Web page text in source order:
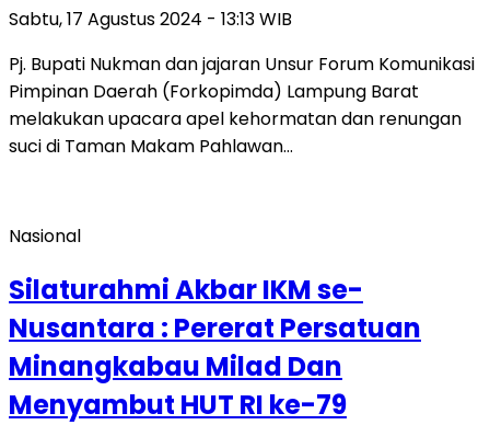
Sabtu, 17 Agustus 2024 - 13:13 WIB
Pj. Bupati Nukman dan jajaran Unsur Forum Komunikasi
Pimpinan Daerah (Forkopimda) Lampung Barat
melakukan upacara apel kehormatan dan renungan
suci di Taman Makam Pahlawan…
Nasional
Silaturahmi Akbar IKM se-
Nusantara : Pererat Persatuan
Minangkabau Milad Dan
Menyambut HUT RI ke-79